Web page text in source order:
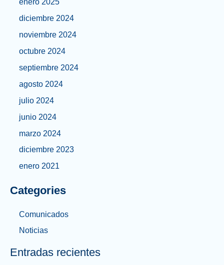
enero 2025
diciembre 2024
noviembre 2024
octubre 2024
septiembre 2024
agosto 2024
julio 2024
junio 2024
marzo 2024
diciembre 2023
enero 2021
Categories
Comunicados
Noticias
Entradas recientes